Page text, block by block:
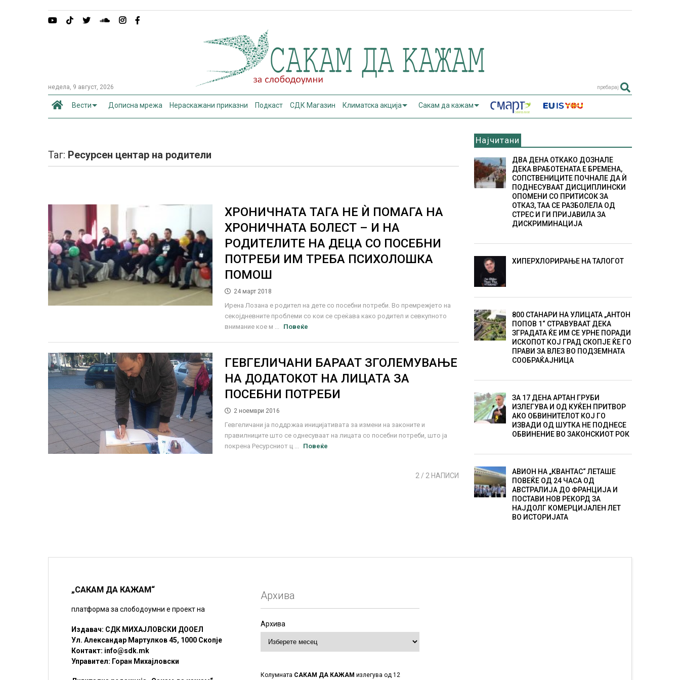
недела, 9 август, 2026 пребарај
Вести Дописна мрежа Нераскажани приказни Подкаст СДК Магазин Климатска акција Сакам да кажам
Таг: Ресурсен центар на родители
ХРОНИЧНАТА ТАГА НЕ Ѝ ПОМАГА НА
ХРОНИЧНАТА БОЛЕСТ – И НА
РОДИТЕЛИТЕ НА ДЕЦА СО ПОСЕБНИ
ПОТРЕБИ ИМ ТРЕБА ПСИХОЛОШКА
ПОМОШ
24 март 2018
Ирена Лозана е родител на дете со посебни потреби. Во премрежjето на
секојдневните проблеми со кои се среќава како родител и севкупното
внимание кое м ...
Повеќе
ГЕВГЕЛИЧАНИ БАРААТ ЗГОЛЕМУВАЊЕ
НА ДОДАТОКОТ НА ЛИЦАТА ЗА
ПОСЕБНИ ПОТРЕБИ
2 ноември 2016
Гевгеличани ја поддржаа иницијативата за измени на законите и
правилниците што се однесуваат на лицата со посебни потреби, што ја
покрена Ресурсниот ц ...
Повеќе
2 / 2 НАПИСИ
Најчитани
ДВА ДЕНА ОТКАКО ДОЗНАЛЕ
ДЕКА ВРАБОТЕНАТА Е БРЕМЕНА,
СОПСТВЕНИЦИТЕ ПОЧНАЛЕ ДА Ѝ
ПОДНЕСУВААТ ДИСЦИПЛИНСКИ
ОПОМЕНИ СО ПРИТИСОК ЗА
ОТКАЗ, ТАА СЕ РАЗБОЛЕЛА ОД
СТРЕС И ГИ ПРИЈАВИЛА ЗА
ДИСКРИМИНАЦИЈА
ХИПЕРХЛОРИРАЊЕ НА ТАЛОГОТ
800 СТАНАРИ НА УЛИЦАТА „АНТОН
ПОПОВ 1“ СТРАВУВААТ ДЕКА
ЗГРАДАТА ЌЕ ИМ СЕ УРНЕ ПОРАДИ
ИСКОПОТ КОЈ ГРАД СКОПЈЕ ЌЕ ГО
ПРАВИ ЗА ВЛЕЗ ВО ПОДЗЕМНАТА
СООБРАЌАЈНИЦА
ЗА 17 ДЕНА АРТАН ГРУБИ
ИЗЛЕГУВА И ОД КУЌЕН ПРИТВОР
АКО ОБВИНИТЕЛОТ КОЈ ГО
ИЗВАДИ ОД ШУТКА НЕ ПОДНЕСЕ
ОБВИНЕНИЕ ВО ЗАКОНСКИОТ РОК
АВИОН НА „КВАНТАС“ ЛЕТАШЕ
ПОВЕЌЕ ОД 24 ЧАСА ОД
АВСТРАЛИЈА ДО ФРАНЦИЈА И
ПОСТАВИ НОВ РЕКОРД ЗА
НАЈДОЛГ КОМЕРЦИЈАЛЕН ЛЕТ
ВО ИСТОРИЈАТА
„САКАМ ДА КАЖАМ“
платформа за слободоумни е проект на
Издавач: СДК МИХАЈЛОВСКИ ДООЕЛ
Ул. Александар Мартулков 45, 1000 Скопје
Контакт: info@sdk.mk
Управител: Горан Михајловски
Архива
Архива
Колумната САКАМ ДА КАЖАМ излегува од 12